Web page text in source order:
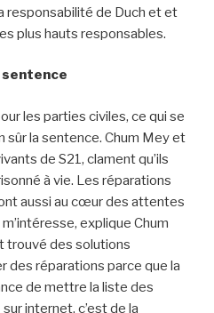
responsabilité de Duch et et
plus hauts responsables.
sentence
les parties civiles, ce qui se
sûr la sentence. Chum Mey et
de S21, clament qu’ils
à vie. Les réparations
aussi au cœur des attentes
explique Chum
trouvé des solutions
des réparations parce que la
de mettre la liste des
internet, c’est de la